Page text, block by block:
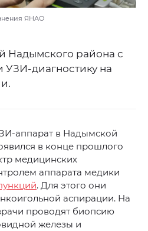
ЯНАО
Надымского района с
УЗИ-диагностику на
аппарат в Надымской
в конце прошлого
медицинских
аппарата медики
. Для этого они
аспирации. На
проводят биопсию
железы и